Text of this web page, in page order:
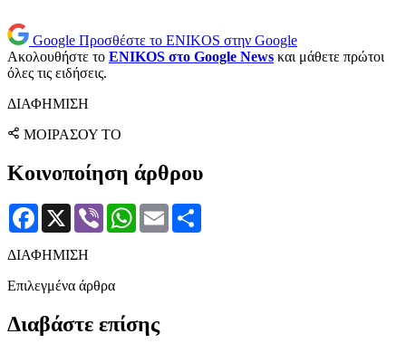
Google Προσθέστε το ENIKOS στην Google
Ακολουθήστε το ENIKOS στο Google News και μάθετε πρώτοι
όλες τις ειδήσεις.
ΔΙΑΦΗΜΙΣΗ
ΜΟΙΡΑΣΟΥ ΤΟ
Κοινοποίηση άρθρου
Facebook
X Viber WhatsApp
Email
ΔΙΑΦΗΜΙΣΗ
Επιλεγμένα άρθρα
Διαβάστε επίσης